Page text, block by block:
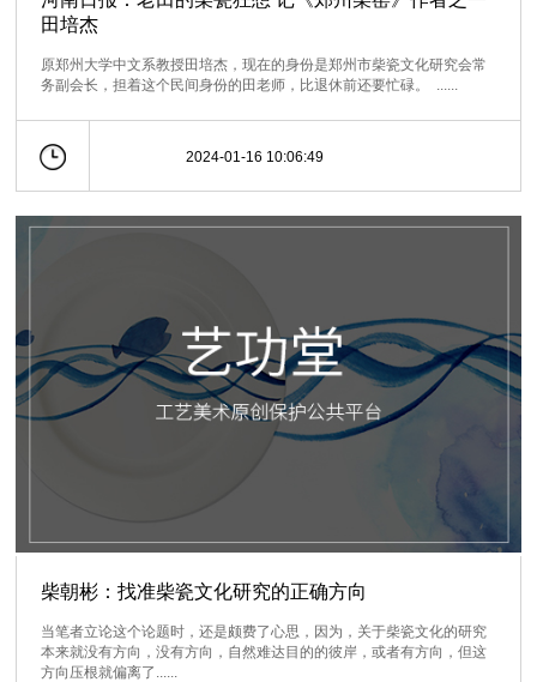
田培杰
原郑州大学中文系教授田培杰，现在的身份是郑州市柴瓷文化研究会常
务副会长，担着这个民间身份的田老师，比退休前还要忙碌。 ......
2024-01-16 10:06:49
柴朝彬：找准柴瓷文化研究的正确方向
当笔者立论这个论题时，还是颇费了心思，因为，关于柴瓷文化的研究
本来就没有方向，没有方向，自然难达目的的彼岸，或者有方向，但这
方向压根就偏离了......